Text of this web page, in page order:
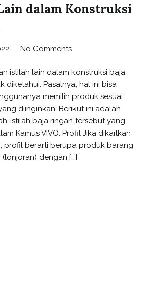
dalam Konstruksi
No Commentson
VIVO:
Definisi
BMT,
TCT,
dan
Istilah
Lain
dalam
istilah lain dalam konstruksi baja
diketahui. Pasalnya, hal ini bisa
memilih produk sesuai
diinginkan. Berikut ini adalah
istilah baja ringan tersebut yang
Kamus VIVO. Profil Jika dikaitkan
profil berarti berupa produk barang
dengan […]